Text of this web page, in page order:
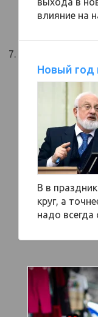
влияние на
Новый год
В в
круг, а
надо всегда